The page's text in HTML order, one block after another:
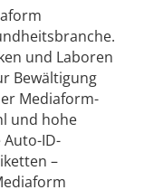
und Laboren
Bewältigung
Mediaform-
und hohe
ID-
–